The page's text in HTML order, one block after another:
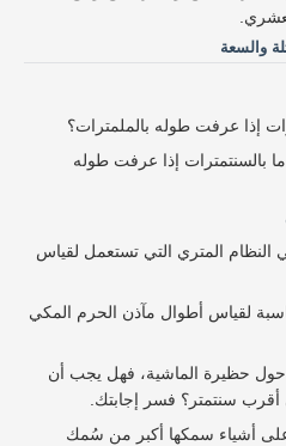
إذا عرفت طوله بالملمترات؟
إذا عرفت طوله
المتري التي تستعمل لقياس
لقياس أطوال مآذن الحرم المكي
حول حظيرة الماشية، فهل يجب أن
أقرب سنتمتر؟ فسر إجابتك.
على أشياء سمكها أكبر من سُمك